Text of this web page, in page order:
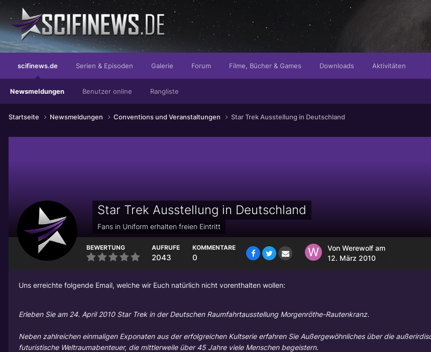
scifinews.de
Newsmeldungen Benutzer online Rangliste
Serien & Episoden Galerie Forum Filme, Bücher & Games Downloads Aktivitäten
Startseite Newsmeldungen Conventions und Veranstaltungen Star Trek Ausstellung in Deutschland
Star Trek Ausstellung in Deutschland
Fans in Uniform erhalten freien Eintritt
BEWERTUNG AUFRUFE
2043
KOMMENTARE
0
Von Werewolf am
12. März 2010
Uns erreichte folgende Email, welche wir Euch natürlich nicht vorenthalten wollen:
Erleben Sie am 24. April 2010 Star Trek in der Deutschen Raumfahrtausstellung Morgenröthe-Rautenkranz.
Neben zahlreichen einmaligen Exponaten aus der erfolgreichen Kultserie erfahren Sie Außergewöhnliches über die
futuristische Weltraumabenteuer, die mittlerweile über 45 Jahre viele Menschen begeistern.